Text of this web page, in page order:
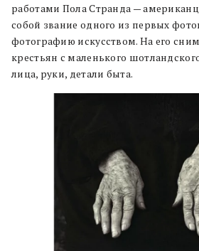
работами Пола Странда —
собой звание одного из первых
фотографию искусством. На его
крестьян с маленького
лица, руки, детали быта.